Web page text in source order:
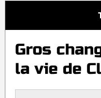
Gros
la vie de